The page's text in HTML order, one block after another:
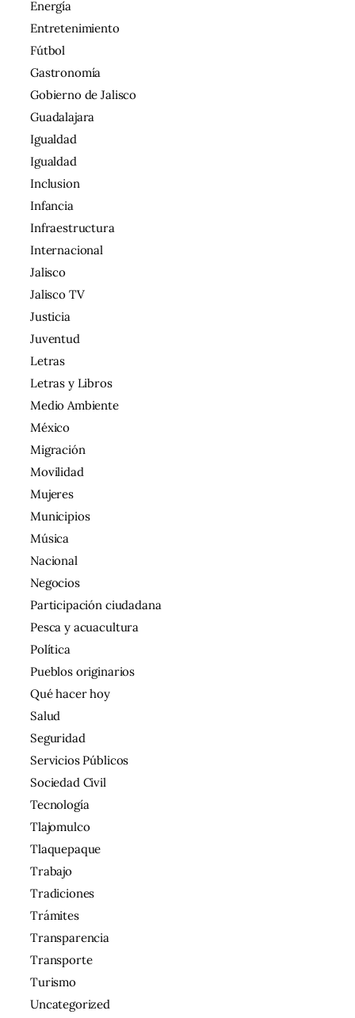
Energía
Entretenimiento
Fútbol
Gastronomía
Gobierno de Jalisco
Guadalajara
Igualdad
Igualdad
Inclusion
Infancia
Infraestructura
Internacional
Jalisco
Jalisco TV
Justicia
Juventud
Letras
Letras y Libros
Medio Ambiente
México
Migración
Movilidad
Mujeres
Municipios
Música
Nacional
Negocios
Participación ciudadana
Pesca y acuacultura
Política
Pueblos originarios
Qué hacer hoy
Salud
Seguridad
Servicios Públicos
Sociedad Civil
Tecnología
Tlajomulco
Tlaquepaque
Trabajo
Tradiciones
Trámites
Transparencia
Transporte
Turismo
Uncategorized